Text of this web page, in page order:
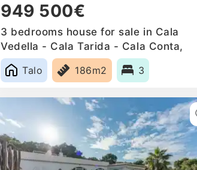
949 500€
3 bedrooms house for sale in Cala
Vedella - Cala Tarida - Cala Conta,
Spain
Talo
186m2 3